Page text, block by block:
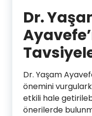
Dr.
Dr. Yaşam
önemini
etkili hale
önerilerde